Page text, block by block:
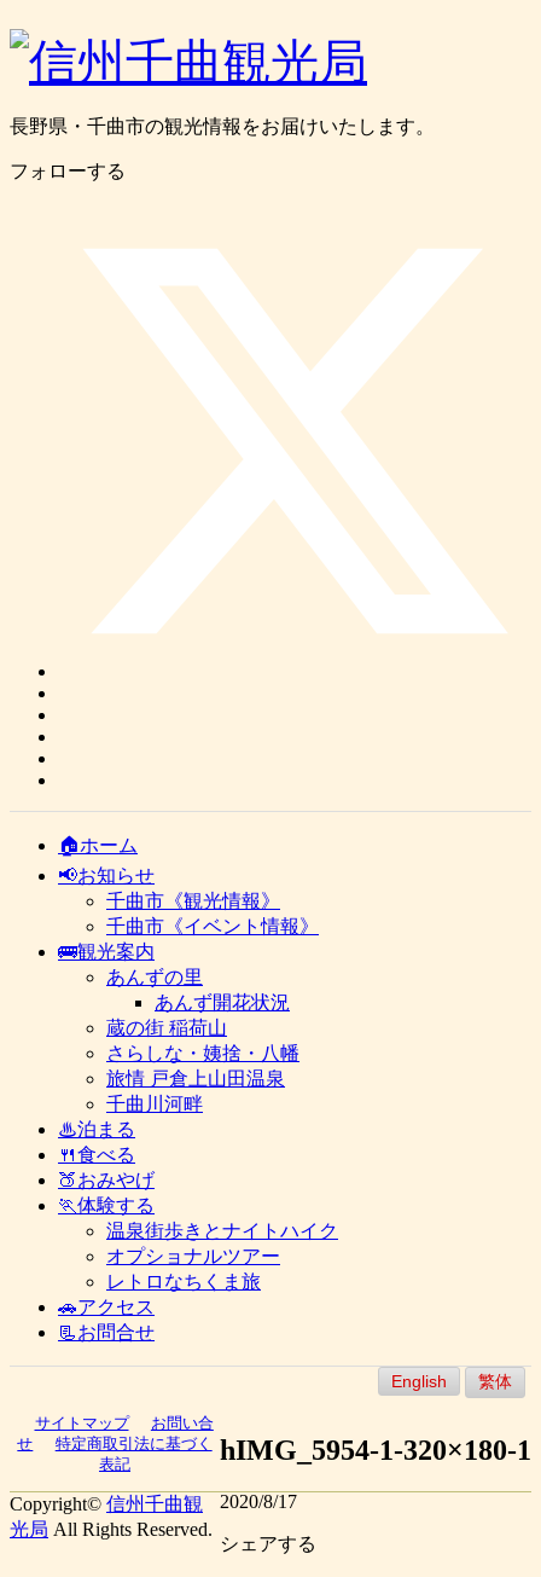
長野県・千曲市の観光情報をお届けいたします。
フォローする
🏠ホーム
📢お知らせ
千曲市《観光情報》
千曲市《イベント情報》
🚌観光案内
あんずの里
あんず開花状況
蔵の街 稲荷山
さらしな・姨捨・八幡
旅情 戸倉上山田温泉
千曲川河畔
♨泊まる
🍴食べる
🍑おみやげ
🏃体験する
温泉街歩きとナイトハイク
オプショナルツアー
レトロなちくま旅
🚗アクセス
📃お問合せ
English 繁体
hIMG_5954-1-320×180-1
2020/8/17
シェアする
サイトマップ
お問い合
せ
特定商取引法に基づく
表記
Copyright© 信州千曲観
光局 All Rights Reserved.